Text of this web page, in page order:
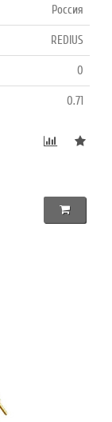
Россия
REDIUS
0
0.71